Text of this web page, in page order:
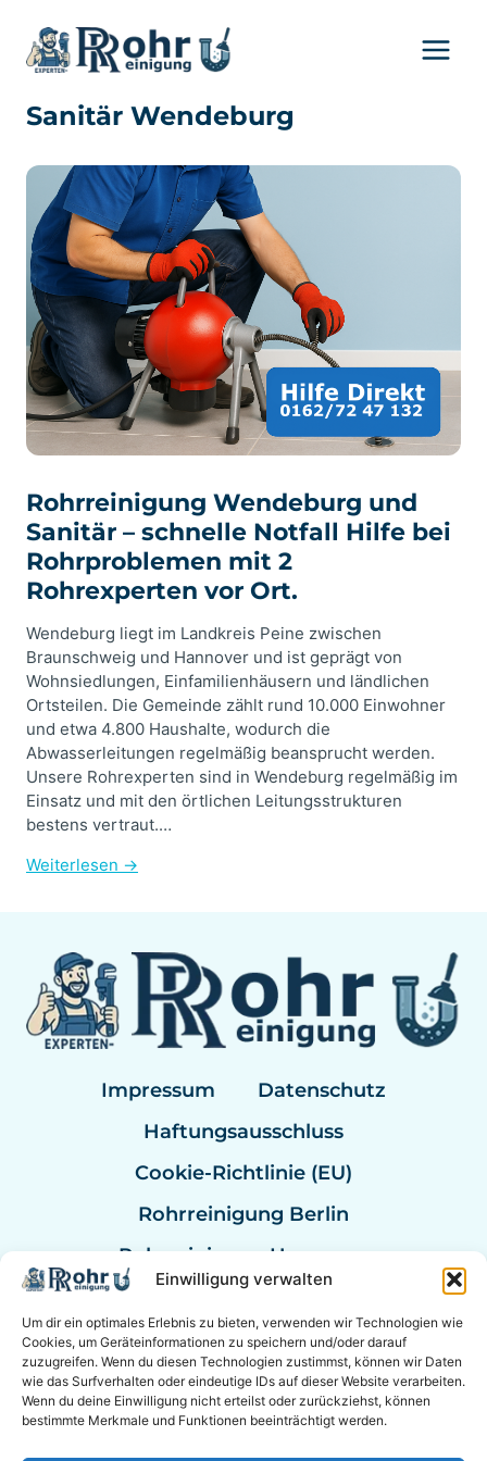
Einwilligung verwalten
Um dir ein optimales Erlebnis zu bieten, verwenden wir Technologien wie
Cookies, um Geräteinformationen zu speichern und/oder darauf
zuzugreifen. Wenn du diesen Technologien zustimmst, können wir Daten
wie das Surfverhalten oder eindeutige IDs auf dieser Website verarbeiten.
Wenn du deine Einwilligung nicht erteilst oder zurückziehst, können
bestimmte Merkmale und Funktionen beeinträchtigt werden.
Inhalt
springen
Sanitär Wendeburg
Rohrreinigung Wendeburg und
Sanitär – schnelle Notfall Hilfe bei
Rohrproblemen mit 2
Rohrexperten vor Ort.
Wendeburg liegt im Landkreis Peine zwischen
Braunschweig und Hannover und ist geprägt von
Wohnsiedlungen, Einfamilienhäusern und ländlichen
Ortsteilen. Die Gemeinde zählt rund 10.000 Einwohner
und etwa 4.800 Haushalte, wodurch die
Abwasserleitungen regelmäßig beansprucht werden.
Unsere Rohrexperten sind in Wendeburg regelmäßig im
Einsatz und mit den örtlichen Leitungsstrukturen
bestens vertraut.…
Weiterlesen →
Impressum
Datenschutz
Haftungsausschluss
Cookie-Richtlinie (EU)
Rohrreinigung Berlin
Rohrreinigung Hannover
Rohrreinigung Bremen
Rohrreinigung Kassel
Rohrreinigung Mannheim
Rohrexperten Deutschland